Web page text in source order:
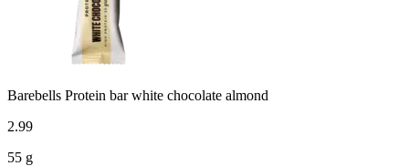
Barebells Protein bar white chocolate almond
2.99
55 g